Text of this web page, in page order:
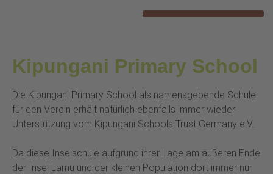
Kipungani Primary School
Die Kipungani Primary School als namensgebende Schule
für den Verein erhält natürlich ebenfalls immer wieder
Unterstützung vom Kipungani Schools Trust Germany e.V..
Da diese Inselschule aufgrund ihrer Lage am äußeren Ende
der Insel Lamu und der kleinen Population dort immer nur